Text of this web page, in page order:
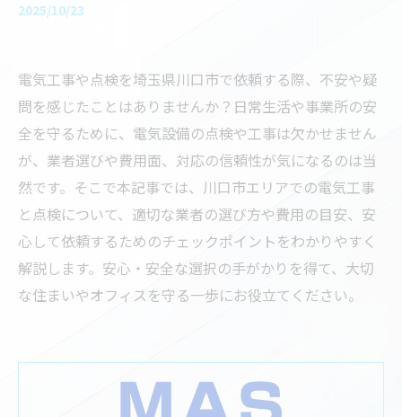
2025/10/23
電気工事や点検を埼玉県川口市で依頼する際、不安や疑
問を感じたことはありませんか？日常生活や事業所の安
全を守るために、電気設備の点検や工事は欠かせません
が、業者選びや費用面、対応の信頼性が気になるのは当
然です。そこで本記事では、川口市エリアでの電気工事
と点検について、適切な業者の選び方や費用の目安、安
心して依頼するためのチェックポイントをわかりやすく
解説します。安心・安全な選択の手がかりを得て、大切
な住まいやオフィスを守る一歩にお役立てください。